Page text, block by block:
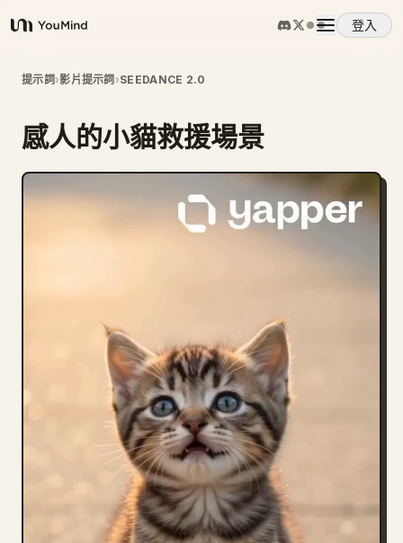
YouMind
登入
概覽
使用案例
技能
提示詞›影片提示詞 ›SEEDANCE 2.0
感人的小貓救援場景